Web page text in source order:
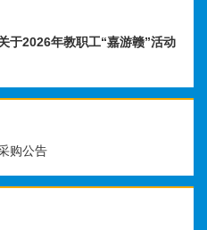
于2026年教职工“嘉游赣”活动
购公告